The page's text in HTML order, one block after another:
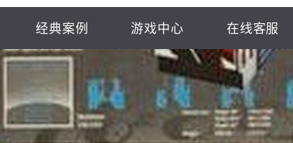
经典案例 游戏中心 在线客服